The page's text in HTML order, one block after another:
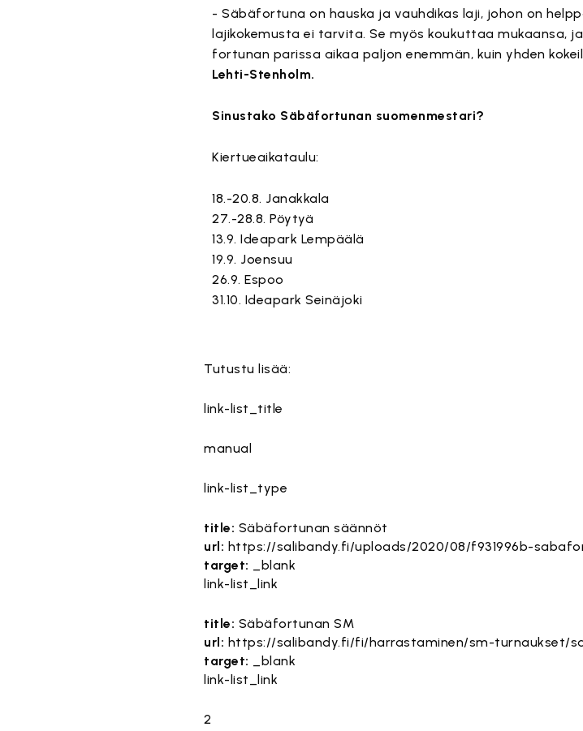
- Säbäfortuna on hauska ja vauhdikas laji, johon on
lajikokemusta ei tarvita. Se myös koukuttaa mukaansa,
fortunan parissa aikaa paljon enemmän, kuin yhden
Lehti-Stenholm.
Sinustako Säbäfortunan suomenmestari?
Kiertueaikataulu:
18.-20.8. Janakkala
27.-28.8. Pöytyä
13.9. Ideapark Lempäälä
19.9. Joensuu
26.9. Espoo
31.10. Ideapark Seinäjoki
Tutustu lisää:
link-list_title
manual
link-list_type
title: Säbäfortunan säännöt
url: https://salibandy.fi/uploads/2020/08/f931996b-
target: _blank
link-list_link
title: Säbäfortunan SM
url: https://salibandy.fi/fi/harrastaminen/sm-turnaukset/
target: _blank
link-list_link
2